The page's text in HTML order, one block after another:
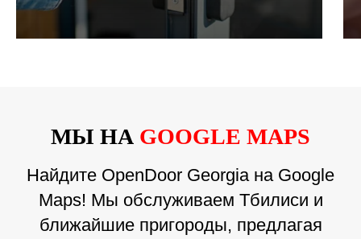
МЫ НА GOOGLE MAPS
Найдите OpenDoor Georgia на Google
Maps! Мы обслуживаем Тбилиси и
ближайшие пригороды, предлагая